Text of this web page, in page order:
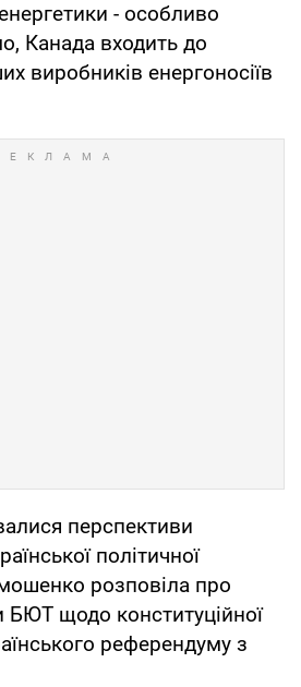
- особливо
Канада входить до
виробників енергоносіїв
перспективи
політичної
розповіла про
БЮТ щодо конституційної
референдуму з